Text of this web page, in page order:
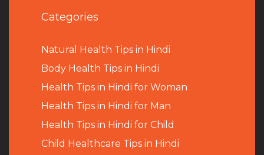
Categories
Natural Health Tips in Hindi
Body Health Tips in Hindi
Health Tips in Hindi for Woman
Health Tips in Hindi for Man
Health Tips in Hindi for Child
Child Healthcare Tips in Hindi